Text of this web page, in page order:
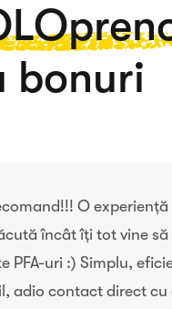
bonuri
O
încât îți tot vine să
PFA-uri :) Simplu,
adio contact direct